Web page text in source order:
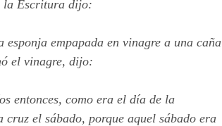
la Escritura dijo:
empapada en vinagre a una caña
el vinagre, dijo:
entonces, como era el día de la
el sábado, porque aquel sábado era